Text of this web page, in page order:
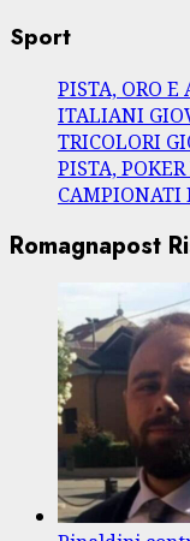
Sport
PISTA, ORO E
ITALIANI
TRICOLORI
PISTA,
CAMPIONATI
Romagnapost